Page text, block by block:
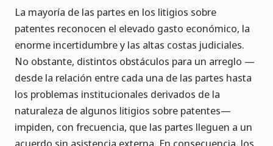
La mayoría de las partes en los litigios sobre
patentes reconocen el elevado gasto económico, la
enorme incertidumbre y las altas costas judiciales.
No obstante, distintos obstáculos para un arreglo —
desde la relación entre cada una de las partes hasta
los problemas institucionales derivados de la
naturaleza de algunos litigios sobre patentes—
impiden, con frecuencia, que las partes lleguen a un